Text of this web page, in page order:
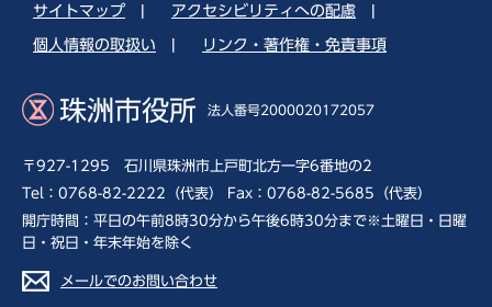
サイトマップ アクセシビリティへの配慮
個人情報の取扱い リンク・著作権・免責事項
珠洲市役所 法人番号2000020172057
〒927-1295 石川県珠洲市上戸町北方一字6番地の2
Tel：0768-82-2222（代表） Fax：0768-82-5685（代表）
開庁時間：平日の午前8時30分から午後6時30分まで※土曜日・日曜
日・祝日・年末年始を除く
メールでのお問い合わせ